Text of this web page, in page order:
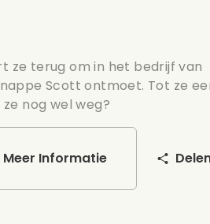
ze terug om in het bedrijf van
Scott ontmoet. Tot ze
nog wel weg?
Meer Informatie